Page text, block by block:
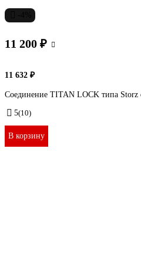
11 200 ₽
11 632 ₽
Соединение TITAN LOCK типа
5(10)
В корзину